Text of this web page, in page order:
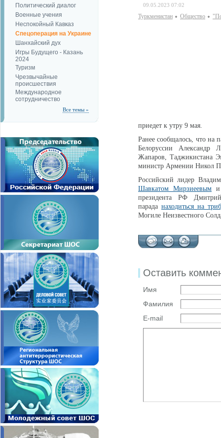
Политический диалог
Военные учения
Неспокойный Кавказ
Спецоперация на Украине
Шанхайский дух
Игры Будущего - Казань
2024
Туризм
Чрезвычайные
происшествия
Международное
сотрудничество
Все темы »
09.05.2023 07:02
Туркменистан Общество
приедет к утру 9 мая.
Ранее сообщалось, что на
Белоруссии Александр
Жапаров, Таджикистана
министр Армении Никол
Российский лидер
Шавкатом Мирзиеевым и
президента РФ
парада находиться на
Могиле Неизвестного
Оставить
Имя
Фамилия
E-mail